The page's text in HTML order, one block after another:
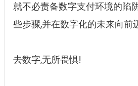
就不必责备数字支付环境的陷
些步骤,并在数字化的未来向前
去数字,无所畏惧!